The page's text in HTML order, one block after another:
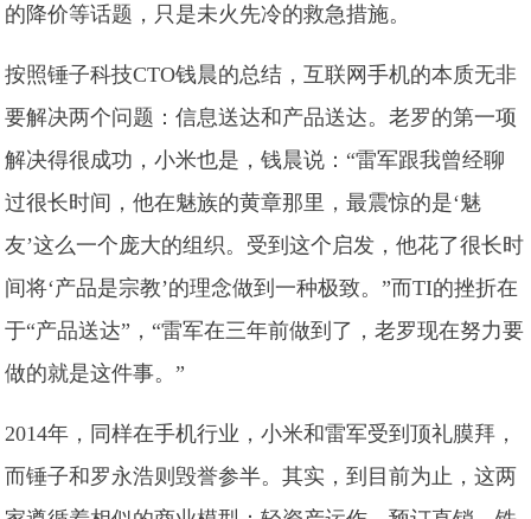
的降价等话题，只是未火先冷的救急措施。
按照锤子科技CTO钱晨的总结，互联网手机的本质无非
要解决两个问题：信息送达和产品送达。老罗的第一项
解决得很成功，小米也是，钱晨说：“雷军跟我曾经聊
过很长时间，他在魅族的黄章那里，最震惊的是‘魅
友’这么一个庞大的组织。受到这个启发，他花了很长时
间将‘产品是宗教’的理念做到一种极致。”而TI的挫折在
于“产品送达”，“雷军在三年前做到了，老罗现在努力要
做的就是这件事。”
2014年，同样在手机行业，小米和雷军受到顶礼膜拜，
而锤子和罗永浩则毁誉参半。其实，到目前为止，这两